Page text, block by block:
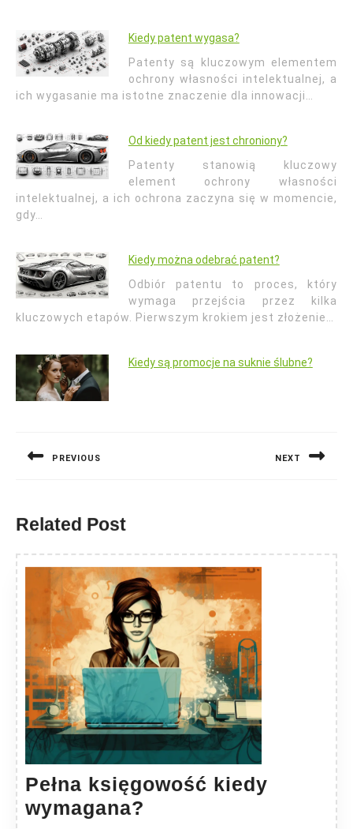
Kiedy patent wygasa?
Patenty są kluczowym elementem
ochrony własności intelektualnej, a
ich wygasanie ma istotne znaczenie dla innowacji…
Od kiedy patent jest chroniony?
Patenty stanowią kluczowy
element ochrony własności
intelektualnej, a ich ochrona zaczyna się w momencie,
gdy…
Kiedy można odebrać patent?
Odbiór patentu to proces, który
wymaga przejścia przez kilka
kluczowych etapów. Pierwszym krokiem jest złożenie…
Kiedy są promocje na suknie ślubne?
PREVIOUS NEXT
Related Post
Pełna księgowość kiedy
wymagana?